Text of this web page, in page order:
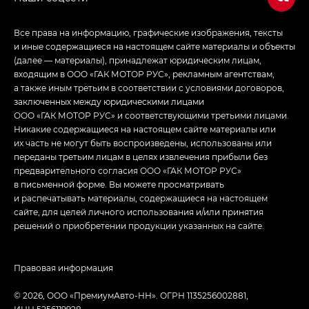
Все права на информацию, графические изображения, тексты
и иные содержащиеся на настоящем сайте материалы и объекты
(далее — материалы), принадлежат юридическим лицам,
входящим в ООО «ГАК МОТОР РУС», рекламным агентствам,
а также иным третьим в соответствии с условиями договоров,
заключенных между юридическими лицами
ООО «ГАК МОТОР РУС» и соответствующими третьими лицами.
Никакие содержащиеся на настоящем сайте материалы или
их часть не могут быть воспроизведены, использованы или
переданы третьим лицам в целях извлечения прибыли без
предварительного согласия ООО «ГАК МОТОР РУС»
в письменной форме. Вы можете просматривать
и распечатывать материалы, содержащиеся на настоящем
сайте, для целей личного использования и/или принятия
решений о приобретении продукции указанных на сайте.
© 2026, ООО «ПремиумАвто-НН». ОГРН 1135256002881,
Правовая информация